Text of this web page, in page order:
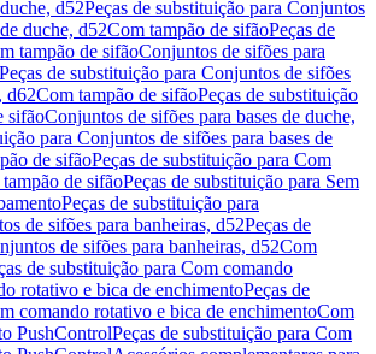
d52Peças de substituição para Conjuntos
duche, d52Com tampão de sifãoPeças de
tampão de sifãoConjuntos de sifões para
Peças de substituição para Conjuntos de sifões
d62Com tampão de sifãoPeças de substituição
sifãoConjuntos de sifões para bases de duche,
para Conjuntos de sifões para bases de
de sifãoPeças de substituição para Com
tampão de sifãoPeças de substituição para Sem
Peças de substituição para
de sifões para banheiras, d52Peças de
de sifões para banheiras, d52Com
de substituição para Com comando
rotativo e bica de enchimentoPeças de
comando rotativo e bica de enchimentoCom
PushControlPeças de substituição para Com